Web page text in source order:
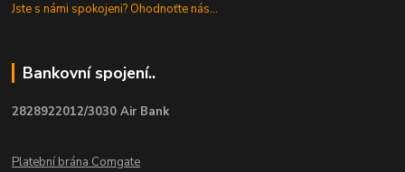
Jste s námi spokojeni? Ohodnoťte nás...
Bankovní spojení..
2828922012/3030 Air Bank
Platební brána Comgate